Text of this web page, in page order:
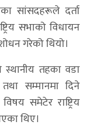
सांसदहरूले दर्ता
सभाको विधायन
गरेको थियो।
स्थानीय तहका वडा
तथा सम्मानमा दिने
समेटेर राष्ट्रिय
थिए।